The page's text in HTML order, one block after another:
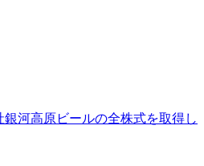
河高原ビールの全株式を取得し